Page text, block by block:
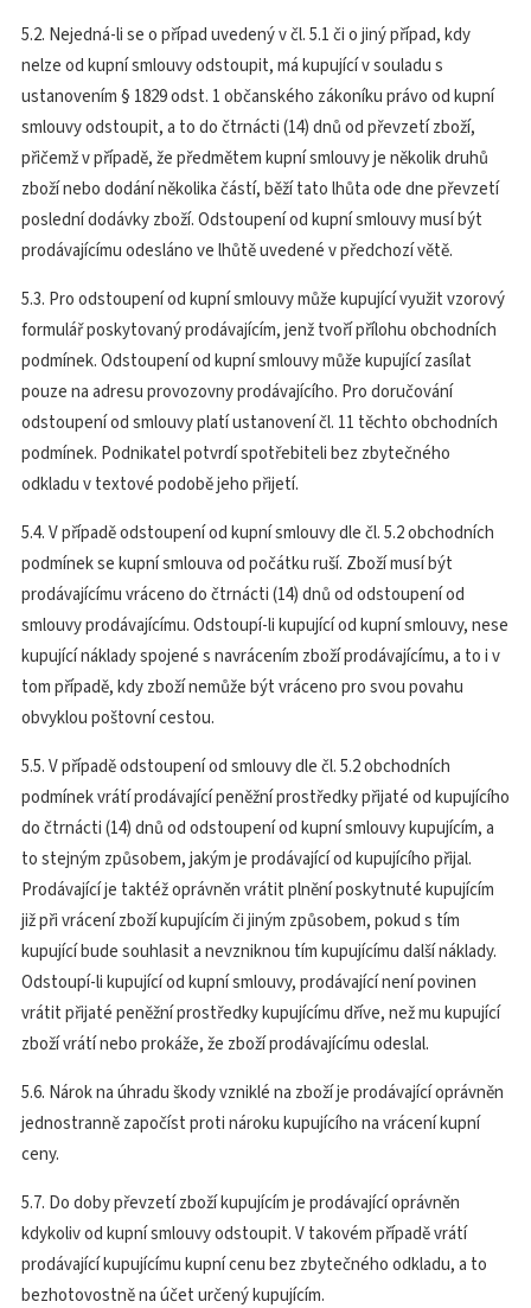
5.2. Nejedná-li se o případ uvedený v čl. 5.1 či o jiný případ, kdy
nelze od kupní smlouvy odstoupit, má kupující v souladu s
ustanovením § 1829 odst. 1 občanského zákoníku právo od kupní
smlouvy odstoupit, a to do čtrnácti (14) dnů od převzetí zboží,
přičemž v případě, že předmětem kupní smlouvy je několik druhů
zboží nebo dodání několika částí, běží tato lhůta ode dne převzetí
poslední dodávky zboží. Odstoupení od kupní smlouvy musí být
prodávajícímu odesláno ve lhůtě uvedené v předchozí větě.
5.3. Pro odstoupení od kupní smlouvy může kupující využit vzorový
formulář poskytovaný prodávajícím, jenž tvoří přílohu obchodních
podmínek. Odstoupení od kupní smlouvy může kupující zasílat
pouze na adresu provozovny prodávajícího. Pro doručování
odstoupení od smlouvy platí ustanovení čl. 11 těchto obchodních
podmínek. Podnikatel potvrdí spotřebiteli bez zbytečného
odkladu v textové podobě jeho přijetí.
5.4. V případě odstoupení od kupní smlouvy dle čl. 5.2 obchodních
podmínek se kupní smlouva od počátku ruší. Zboží musí být
prodávajícímu vráceno do čtrnácti (14) dnů od odstoupení od
smlouvy prodávajícímu. Odstoupí-li kupující od kupní smlouvy, nese
kupující náklady spojené s navrácením zboží prodávajícímu, a to i v
tom případě, kdy zboží nemůže být vráceno pro svou povahu
obvyklou poštovní cestou.
5.5. V případě odstoupení od smlouvy dle čl. 5.2 obchodních
podmínek vrátí prodávající peněžní prostředky přijaté od kupujícího
do čtrnácti (14) dnů od odstoupení od kupní smlouvy kupujícím, a
to stejným způsobem, jakým je prodávající od kupujícího přijal.
Prodávající je taktéž oprávněn vrátit plnění poskytnuté kupujícím
již při vrácení zboží kupujícím či jiným způsobem, pokud s tím
kupující bude souhlasit a nevzniknou tím kupujícímu další náklady.
Odstoupí-li kupující od kupní smlouvy, prodávající není povinen
vrátit přijaté peněžní prostředky kupujícímu dříve, než mu kupující
zboží vrátí nebo prokáže, že zboží prodávajícímu odeslal.
5.6. Nárok na úhradu škody vzniklé na zboží je prodávající oprávněn
jednostranně započíst proti nároku kupujícího na vrácení kupní
ceny.
5.7. Do doby převzetí zboží kupujícím je prodávající oprávněn
kdykoliv od kupní smlouvy odstoupit. V takovém případě vrátí
prodávající kupujícímu kupní cenu bez zbytečného odkladu, a to
bezhotovostně na účet určený kupujícím.